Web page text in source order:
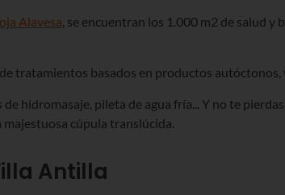
Alavesa , se encuentran los 1.000 m2 de salud y
tratamientos basados en productos autóctonos,
de hidromasaje, pileta de agua fría... Y no te
cúpula translúcida.
Antilla